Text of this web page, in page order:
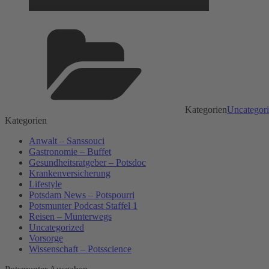
Kategorien
Kategorien
Anwalt – Sanssouci
Gastronomie – Buffet
Gesundheitsratgeber – Potsdoc
Krankenversicherung
Lifestyle
Potsdam News – Potspourri
Potsmunter Podcast Staffel 1
Reisen – Munterwegs
Uncategorized
Vorsorge
Wissenschaft – Potsscience